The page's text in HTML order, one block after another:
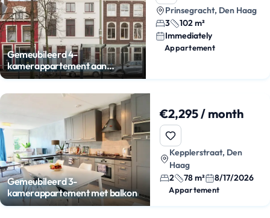
Gemeubileerd 4-
kamerappartement aan
Prinsegracht
Prinsegracht, Den Haag
3
102 m²
Immediately
Appartement
Gemeubileerd 3-
kamerappartement met balkon
€2,295 / month
Kepplerstraat, Den
Haag
2
78 m² 8/17/2026
Appartement